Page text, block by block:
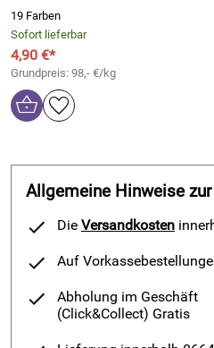
19 Farben
Sofort lieferbar
4,90 €*
Grundpreis: 98,- €/kg
Allgemeine Hinweise
Die Versandkosten
Auf
Abholung im Geschäft
(Click&Collect) Gratis